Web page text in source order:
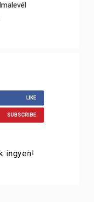
LIKE
SUBSCRIBE
ingyen!